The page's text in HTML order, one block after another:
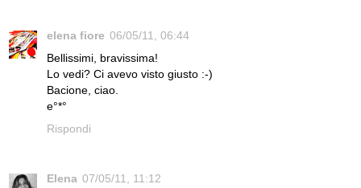
elena fiore 06/05/11, 06:44
Bellissimi, bravissima!
Lo vedi? Ci avevo visto giusto :-)
Bacione, ciao.
e°*°
Rispondi
Elena 07/05/11, 11:12